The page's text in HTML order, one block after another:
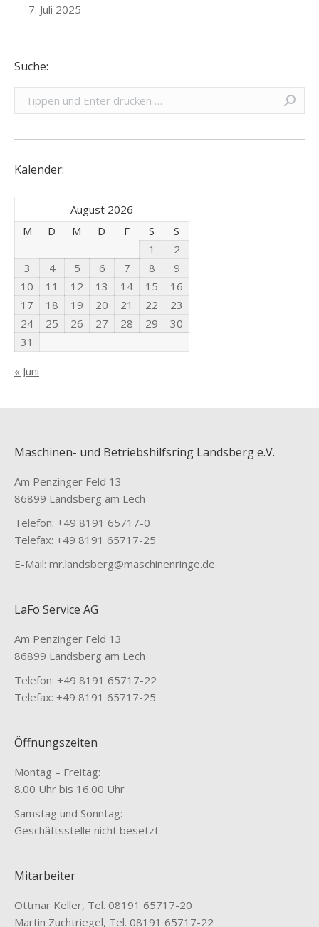
7. Juli 2025
Suche:
Search:
Kalender:
August 2026
M
D M D F S
S
1
2
3
4 5 6 7 8
9
10
11 12 13 14 15
16
17
18 19 20 21 22
23
24
25 26 27 28 29
30
31
« Juni
Maschinen- und Betriebshilfsring Landsberg e.V.
Am Penzinger Feld 13
86899 Landsberg am Lech
Telefon: +49 8191 65717-0
Telefax: +49 8191 65717-25
E-Mail: mr.landsberg@maschinenringe.de
LaFo Service AG
Am Penzinger Feld 13
86899 Landsberg am Lech
Telefon: +49 8191 65717-22
Telefax: +49 8191 65717-25
Öffnungszeiten
Montag – Freitag:
8.00 Uhr bis 16.00 Uhr
Samstag und Sonntag:
Geschäftsstelle nicht besetzt
Mitarbeiter
Ottmar Keller, Tel. 08191 65717-20
Martin Zuchtriegel, Tel. 08191 65717-22